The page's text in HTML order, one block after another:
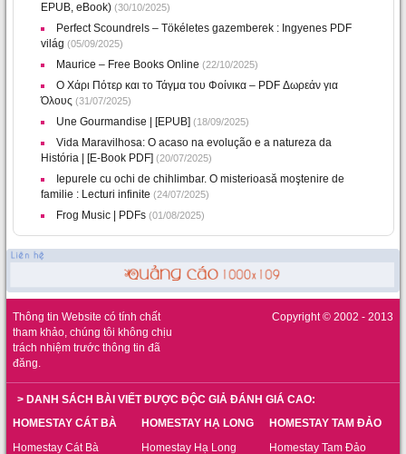
EPUB, eBook) (30/10/2025)
Perfect Scoundrels – Tökéletes gazemberek : Ingyenes PDF
világ (05/09/2025)
Maurice – Free Books Online (22/10/2025)
Ο Χάρι Πότερ και το Τάγμα του Φοίνικα – PDF Δωρεάν για
Όλους (31/07/2025)
Une Gourmandise | [EPUB] (18/09/2025)
Vida Maravilhosa: O acaso na evolução e a natureza da
História | [E-Book PDF] (20/07/2025)
Iepurele cu ochi de chihlimbar. O misterioasă moştenire de
familie : Lecturi infinite (24/07/2025)
Frog Music | PDFs (01/08/2025)
Thông tin Website có tính chất
tham khảo, chúng tôi không chịu
trách nhiệm trước thông tin đã
đăng.
Copyright © 2002 - 2013
> DANH SÁCH BÀI VIẾT ĐƯỢC ĐỘC GIẢ ĐÁNH GIÁ CAO:
HOMESTAY CÁT BÀ
Homestay Cát Bà
HOMESTAY HẠ LONG
Homestay Hạ Long
HOMESTAY TAM ĐẢO
Homestay Tam Đảo